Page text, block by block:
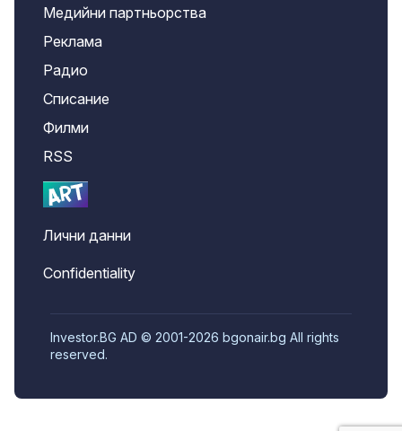
Медийни партньорства
Реклама
Радио
Списание
Филми
RSS
Лични данни
Confidentiality
Investor.BG AD © 2001-2026 bgonair.bg All rights
reserved.